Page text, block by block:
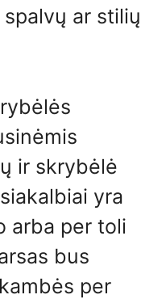
ar stilių
ir skrybėlė
yra
arba per toli
bus
per